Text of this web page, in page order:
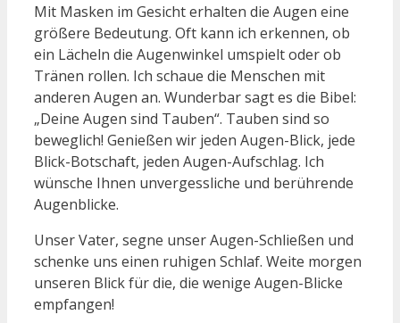
Mit Masken im Gesicht erhalten die Augen eine
größere Bedeutung. Oft kann ich erkennen, ob
ein Lächeln die Augenwinkel umspielt oder ob
Tränen rollen. Ich schaue die Menschen mit
anderen Augen an. Wunderbar sagt es die Bibel:
„Deine Augen sind Tauben“. Tauben sind so
beweglich! Genießen wir jeden Augen-Blick, jede
Blick-Botschaft, jeden Augen-Aufschlag. Ich
wünsche Ihnen unvergessliche und berührende
Augenblicke.
Unser Vater, segne unser Augen-Schließen und
schenke uns einen ruhigen Schlaf. Weite morgen
unseren Blick für die, die wenige Augen-Blicke
empfangen!